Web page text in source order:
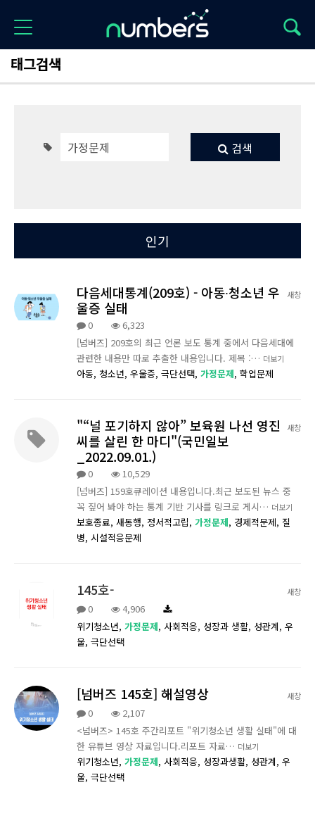
태그검색
검색
Total 4
최신
인기
새창
다음세대통계(209호) - 아동∙청소년 우
울증 실태
0
6,323
[넘버즈] 209호의 최근 언론 보도 통계 중에서 다음세대에
관련한 내용만 따로 추출한 내용입니다. 제목 :… 더보기
아동, 청소년, 우울증, 극단선택, 가정문제, 학업문제
새창
"“널 포기하지 않아” 보육원 나선 영진
씨를 살린 한 마디"(국민일보
_2022.09.01.)
0
10,529
[넘버즈] 159호큐레이션 내용입니다.최근 보도된 뉴스 중
꼭 짚어 봐야 하는 통계 기반 기사를 링크로 게시… 더보기
보호종료, 새동행, 정서적고립, 가정문제, 경제적문제, 질
병, 시설적응문제
새창
145호-
0
4,906
위기청소년, 가정문제, 사회적응, 성장과 생활, 성관계, 우
울, 극단선택
새창
[넘버즈 145호] 해설영상
0
2,107
<넘버즈> 145호 주간리포트 "위기청소년 생활 실태"에 대
한 유튜브 영상 자료입니다.리포트 자료… 더보기
위기청소년, 가정문제, 사회적응, 성장과생활, 성관계, 우
울, 극단선택